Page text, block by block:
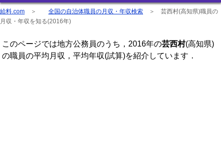
給料.com ＞ 全国の自治体職員の月収・年収検索 ＞ 芸西村(高知県)職員の
月収・年収を知る(2016年)
このページでは地方公務員のうち，2016年の芸西村(高知県)
の職員の平均月収，平均年収(試算)を紹介しています．